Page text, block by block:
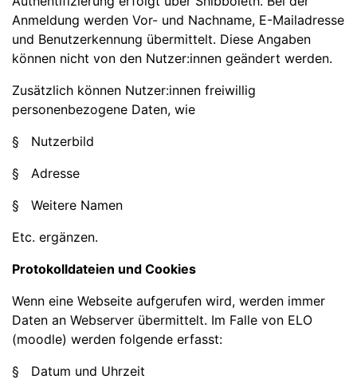
Anmeldung werden Vor- und Nachname, E-Mailadresse
und Benutzerkennung übermittelt. Diese Angaben
können nicht von den Nutzer:innen geändert werden.
Zusätzlich können Nutzer:innen freiwillig
personenbezogene Daten, wie
§ Nutzerbild
§ Adresse
§ Weitere Namen
Etc. ergänzen.
Protokolldateien und Cookies
Wenn eine Webseite aufgerufen wird, werden immer
Daten an Webserver übermittelt. Im Falle von ELO
(moodle) werden folgende erfasst:
§ Datum und Uhrzeit